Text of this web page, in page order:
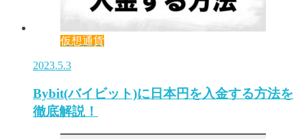
仮想通貨
2023.5.3
Bybit(バイビット)に日本円を入金する方法を
徹底解説！